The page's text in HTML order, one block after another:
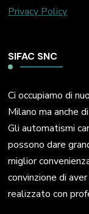
Privacy Policy
SIFAC SNC
Ci occupiamo di
Milano ma anche
Gli automatismi
possono dare
miglior
convinzione di
realizzato con